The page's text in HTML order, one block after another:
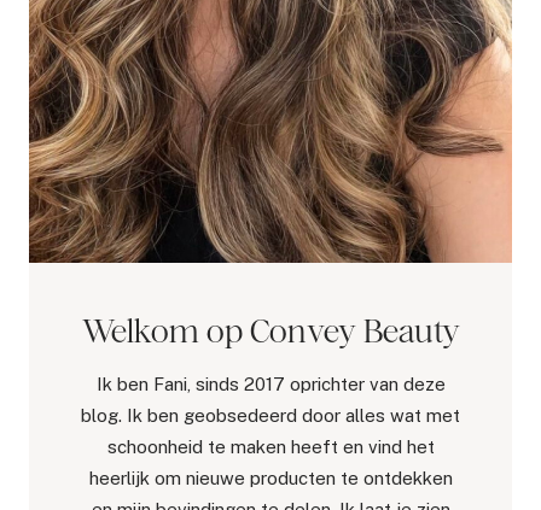
Welkom op Convey Beauty
Ik ben Fani, sinds 2017 oprichter van deze
blog. Ik ben geobsedeerd door alles wat met
schoonheid te maken heeft en vind het
heerlijk om nieuwe producten te ontdekken